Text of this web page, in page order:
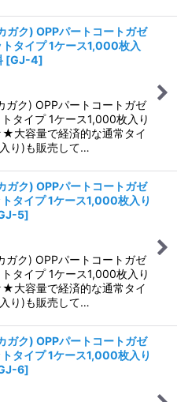
ガク) OPPパートコートガゼ
タイプ 1ケース1,000枚入
[GJ-4]
ガク) OPPパートコートガゼ
タイプ 1ケース1,000枚入り
大容量で経済的な通常タイ
り)も販売して…
ガク) OPPパートコートガゼ
タイプ 1ケース1,000枚入り
5]
ガク) OPPパートコートガゼ
タイプ 1ケース1,000枚入り
大容量で経済的な通常タイ
り)も販売して…
ガク) OPPパートコートガゼ
タイプ 1ケース1,000枚入り
6]